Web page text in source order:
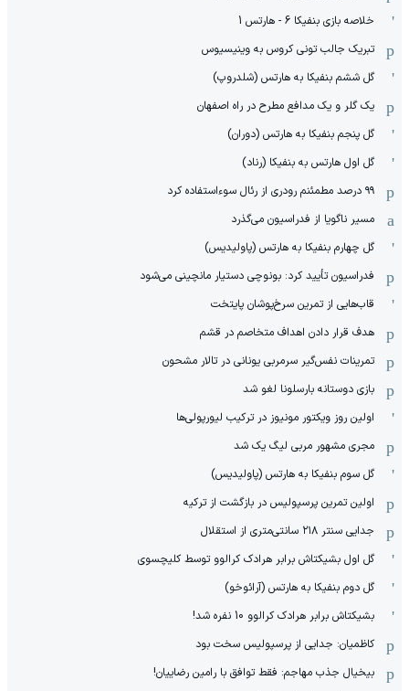
خلاصه بازی بنفیکا 6 - هارتس 1
تبریک جالب تونی کروس به وینیسیوس
گل ششم بنفیکا به هارتس (شلدروپ)
یک گلر و یک مدافع مطرح در راه اصفهان
گل پنجم بنفیکا به هارتس (دوران)
گل اول هارتس به بنفیکا (رناد)
۹۹ درصد مطمئنم رودری از رئال سوءاستفاده کرد
مسیر ناگویا از فدراسیون می‌گذرد
گل چهارم بنفیکا به هارتس (پاولیدیس)
فدراسیون تأیید کرد: بونوچی دستیار مانچینی می‌شود
قاب‌هایی از تمرین سرخ‌پوشان پایتخت
هدف قرار دادن اهداف متخاصم در قشم
‏تمرینات نفس‌گیر سرمربی یونانی در تالار مشحون
بازی دوستانه بارسلونا لغو شد
اولین روز ویکتور مونیوز در ترکیب لیورپولی‌ها
مجری مشهور مربی لیگ یک شد
گل سوم بنفیکا به هارتس (پاولیدیس)
اولین تمرین پرسپولیس در بازگشت از ترکیه
جدایی سنتر ۲۱۸ سانتی‌متری از استقلال
گل اول بشیکتاش برابر هرادک کرالوو توسط کلیچسوی
گل دوم بنفیکا به هارتس (آرائوخو)
بشیکتاش برابر هرادک کرالوو 10 نفره شد!
کاظمیان: جدایی از پرسپولیس سخت بود
بیخیال جذب مهاجم: فقط توافق با رامین رضاییان!